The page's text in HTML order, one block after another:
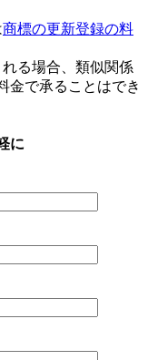
商標の更新登録の料
る場合、類似関係
金で承ることはでき
に